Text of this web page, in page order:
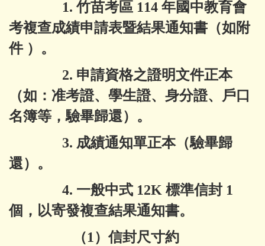
1. 竹苗考區 114 年國中教育會
考複查成績申請表暨結果通知書（如附
件 ）。
2. 申請資格之證明文件正本
（如：准考證、學生證、身分證、戶口
名簿等，驗畢歸還）。
3. 成績通知單正本（驗畢歸
還）。
4. 一般中式 12K 標準信封 1
個，以寄發複查結果通知書。
（1）信封尺寸約